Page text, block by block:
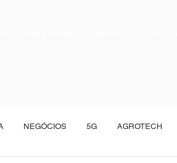
NEGÓCIOS 5G AGROTECH